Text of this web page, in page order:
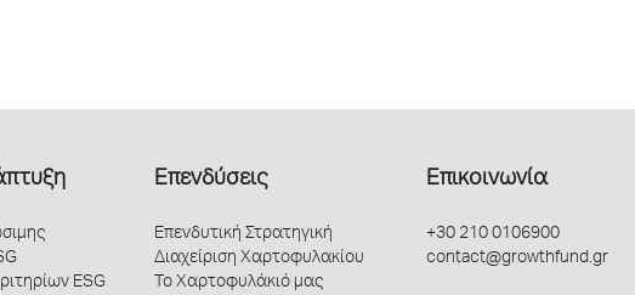
ESG
Επενδύσεις
Επενδυτική Στρατηγική
Διαχείριση Χαρτοφυλακίου
Το Χαρτοφυλάκιό μας
Επικοινωνία
+30 210 0106900
contact@growthfund.gr